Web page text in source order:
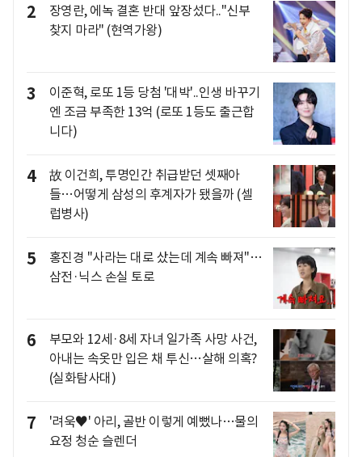
2
장영란, 에녹 결혼 반대 앞장섰다.."신부
찾지 마라" (현역가왕)
3
이준혁, 로또 1등 당첨 '대박'..인생 바꾸기
엔 조금 부족한 13억 (로또 1등도 출근합
니다)
4
故 이건희, 투명인간 취급받던 셋째아
들…어떻게 삼성의 후계자가 됐을까 (셀
럽병사)
5
홍진경 "사라는 대로 샀는데 계속 빠져"…
삼전·닉스 손실 토로
6
부모와 12세·8세 자녀 일가족 사망 사건,
아내는 속옷만 입은 채 투신…살해 의혹?
(실화탐사대)
7
'려욱♥' 아리, 골반 이렇게 예뻤나…물의
요정 청순 슬렌더